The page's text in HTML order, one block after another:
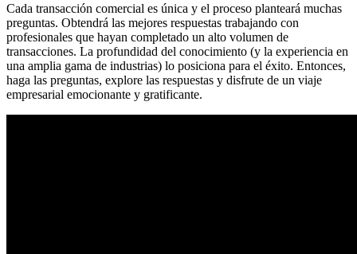
Cada transacción comercial es única y el proceso planteará muchas
preguntas. Obtendrá las mejores respuestas trabajando con
profesionales que hayan completado un alto volumen de
transacciones. La profundidad del conocimiento (y la experiencia en
una amplia gama de industrias) lo posiciona para el éxito. Entonces,
haga las preguntas, explore las respuestas y disfrute de un viaje
empresarial emocionante y gratificante.